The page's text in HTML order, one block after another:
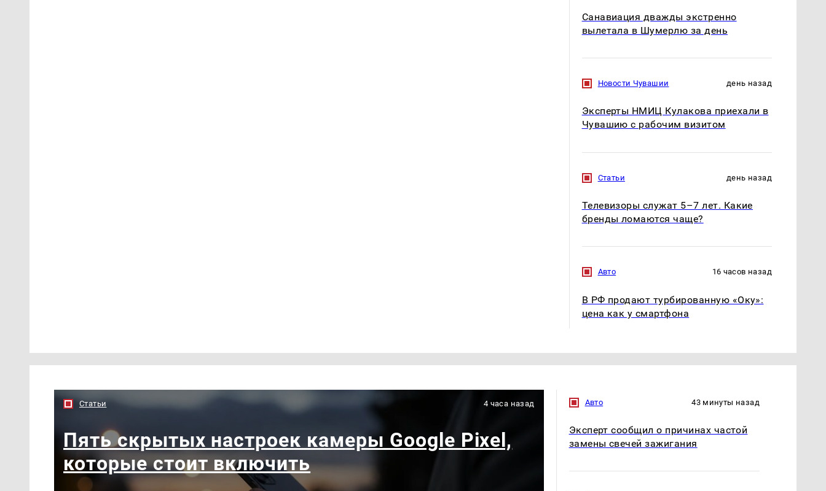
Санавиация дважды экстренно
вылетала в Шумерлю за день
Новости Чувашии день назад
Эксперты НМИЦ Кулакова приехали в
Чувашию с рабочим визитом
Статьи день назад
Телевизоры служат 5–7 лет. Какие
бренды ломаются чаще?
Авто 16 часов назад
В РФ продают турбированную «Оку»:
цена как у смартфона
Статьи 4 часа назад
Пять скрытых настроек камеры Google Pixel,
которые стоит включить
Авто 43 минуты назад
Эксперт сообщил о причинах частой
замены свечей зажигания